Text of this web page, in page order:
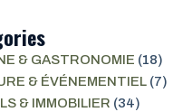
& GASTRONOMIE (18)
& ÉVÉNEMENTIEL (7)
& IMMOBILIER (34)